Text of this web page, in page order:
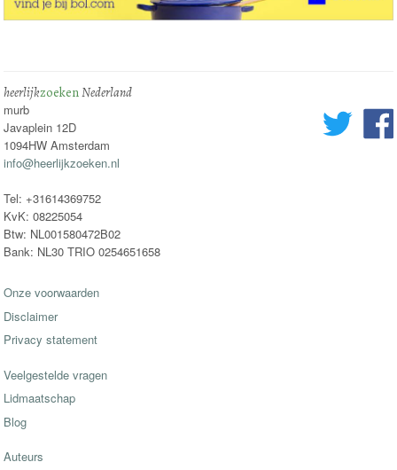
heerlijkzoekenNederland
murb
Javaplein 12D
1094HW Amsterdam
info@heerlijkzoeken.nl
Tel: +31614369752
KvK: 08225054
Btw: NL001580472B02
Bank: NL30 TRIO 0254651658
Onze voorwaarden
Disclaimer
Privacy statement
Veelgestelde vragen
Lidmaatschap
Blog
Auteurs